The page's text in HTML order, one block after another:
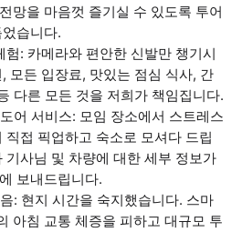
망을 마음껏 즐기실 수 있도록 투어
습니다.
험: 카메라와 편안한 신발만 챙기시
모든 입장료, 맛있는 점심 식사, 간
다른 모든 것을 저희가 책임집니다.
어 서비스: 모임 장소에서 스트레스
접 픽업하고 숙소로 모셔다 드립
기사님 및 차량에 대한 세부 정보가
보내드립니다.
: 현지 시간을 숙지했습니다. 스마
아침 교통 체증을 피하고 대규모 투